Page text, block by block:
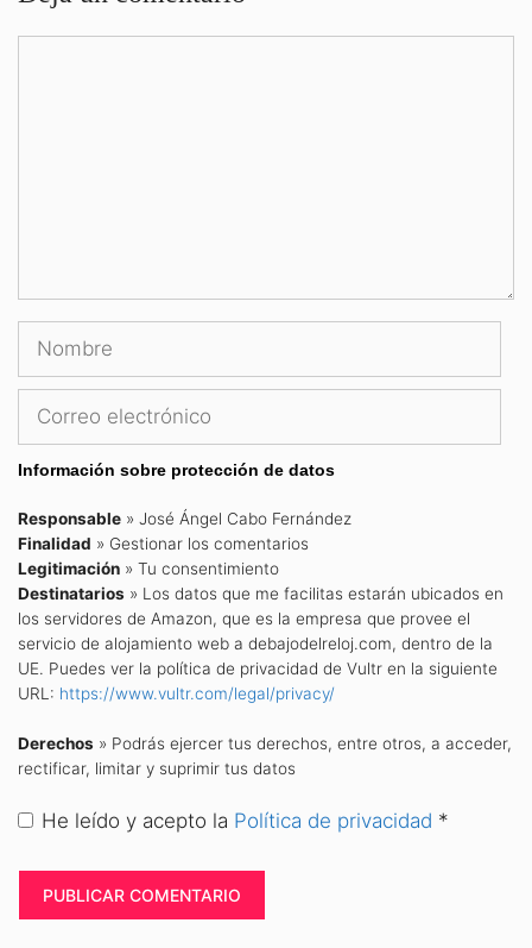
Nombre
Correo
Información sobre protección de datos
Responsable » José Ángel Cabo Fernández
Finalidad » Gestionar los comentarios
Legitimación » Tu consentimiento
Destinatarios » Los datos que me facilitas estarán ubicados en
los servidores de Amazon, que es la empresa que provee el
servicio de alojamiento web a debajodelreloj.com, dentro de la
UE. Puedes ver la política de privacidad de Vultr en la siguiente
URL: https://www.vultr.com/legal/privacy/
Derechos » Podrás ejercer tus derechos, entre otros, a acceder,
rectificar, limitar y suprimir tus datos
He leído y acepto la Política de privacidad *